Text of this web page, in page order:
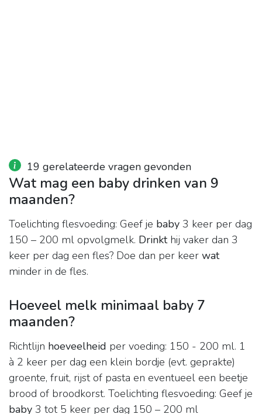
19 gerelateerde vragen gevonden
Wat mag een baby drinken van 9
maanden?
Toelichting flesvoeding: Geef je baby 3 keer per dag
150 – 200 ml opvolgmelk. Drinkthij vaker dan 3
keer per dag een fles? Doe dan per keer wat
minder in de fles.
Hoeveel melk minimaal baby 7
maanden?
Richtlijn hoeveelheid per voeding: 150 - 200 ml. 1
à 2 keer per dag een klein bordje (evt. geprakte)
groente, fruit, rijst of pasta en eventueel een beetje
brood of broodkorst. Toelichting flesvoeding: Geef je
baby 3 tot 5 keer per dag 150 – 200 ml